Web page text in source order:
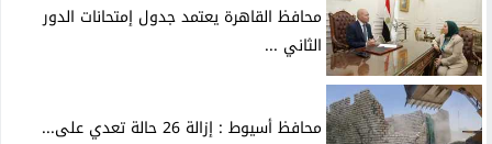
محافظ القاهرة يعتمد جدول إمتحانات الدور
الثاني ...
محافظ أسيوط : إزالة 26 حالة تعدي على...